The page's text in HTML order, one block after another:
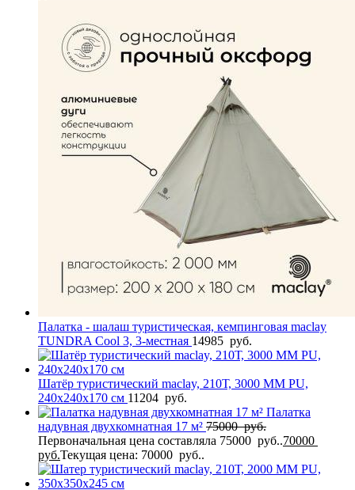
Палатка - шалаш туристическая, кемпинговая maclay
TUNDRA Cool 3, 3-местная 14985 руб.
Шатёр туристический maclay, 210Т, 3000 MM PU,
240х240х170 см 11204 руб.
Палатка
надувная двухкомнатная 17 м² 75000руб.
Первоначальная цена составляла 75000 руб..70000
руб.Текущая цена: 70000 руб..